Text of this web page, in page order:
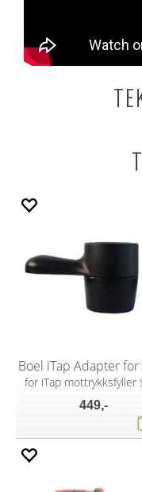
for iTap mottrykksfyller
449,-